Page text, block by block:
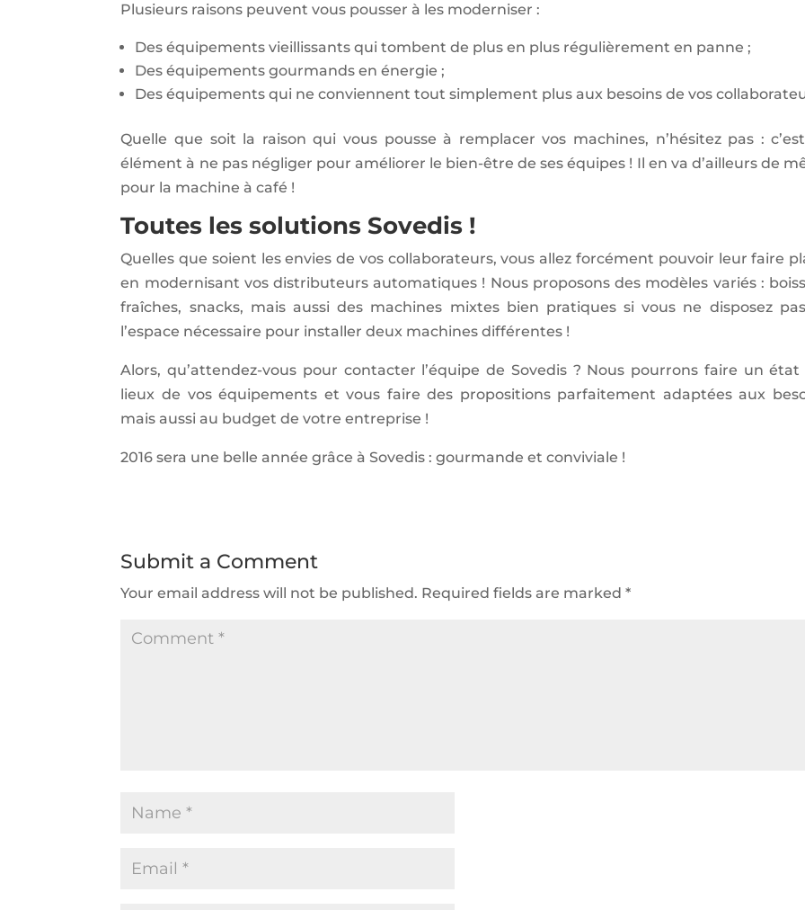
Plusieurs raisons peuvent vous pousser à les moderniser :
Des équipements vieillissants qui tombent de plus en plus régulièrement en panne ;
Des équipements gourmands en énergie ;
Des équipements qui ne conviennent tout simplement plus aux besoins de vos
Quelle que soit la raison qui vous pousse à remplacer vos machines, n’hésitez pas :
élément à ne pas négliger pour améliorer le bien-être de ses équipes ! Il en va d’ailleurs de
pour la machine à café !
Toutes les solutions Sovedis !
Quelles que soient les envies de vos collaborateurs, vous allez forcément pouvoir leur faire
en modernisant vos distributeurs automatiques ! Nous proposons des modèles variés :
fraîches, snacks, mais aussi des machines mixtes bien pratiques si vous ne disposez
l’espace nécessaire pour installer deux machines différentes !
Alors, qu’attendez-vous pour contacter l’équipe de Sovedis ? Nous pourrons faire un état
lieux de vos équipements et vous faire des propositions parfaitement adaptées aux
mais aussi au budget de votre entreprise !
2016 sera une belle année grâce à Sovedis : gourmande et conviviale !
Submit a Comment
Your email address will not be published. Required fields are marked*